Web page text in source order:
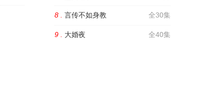
全30集
8 . 言传不如身教
全40集
9 . 大婚夜